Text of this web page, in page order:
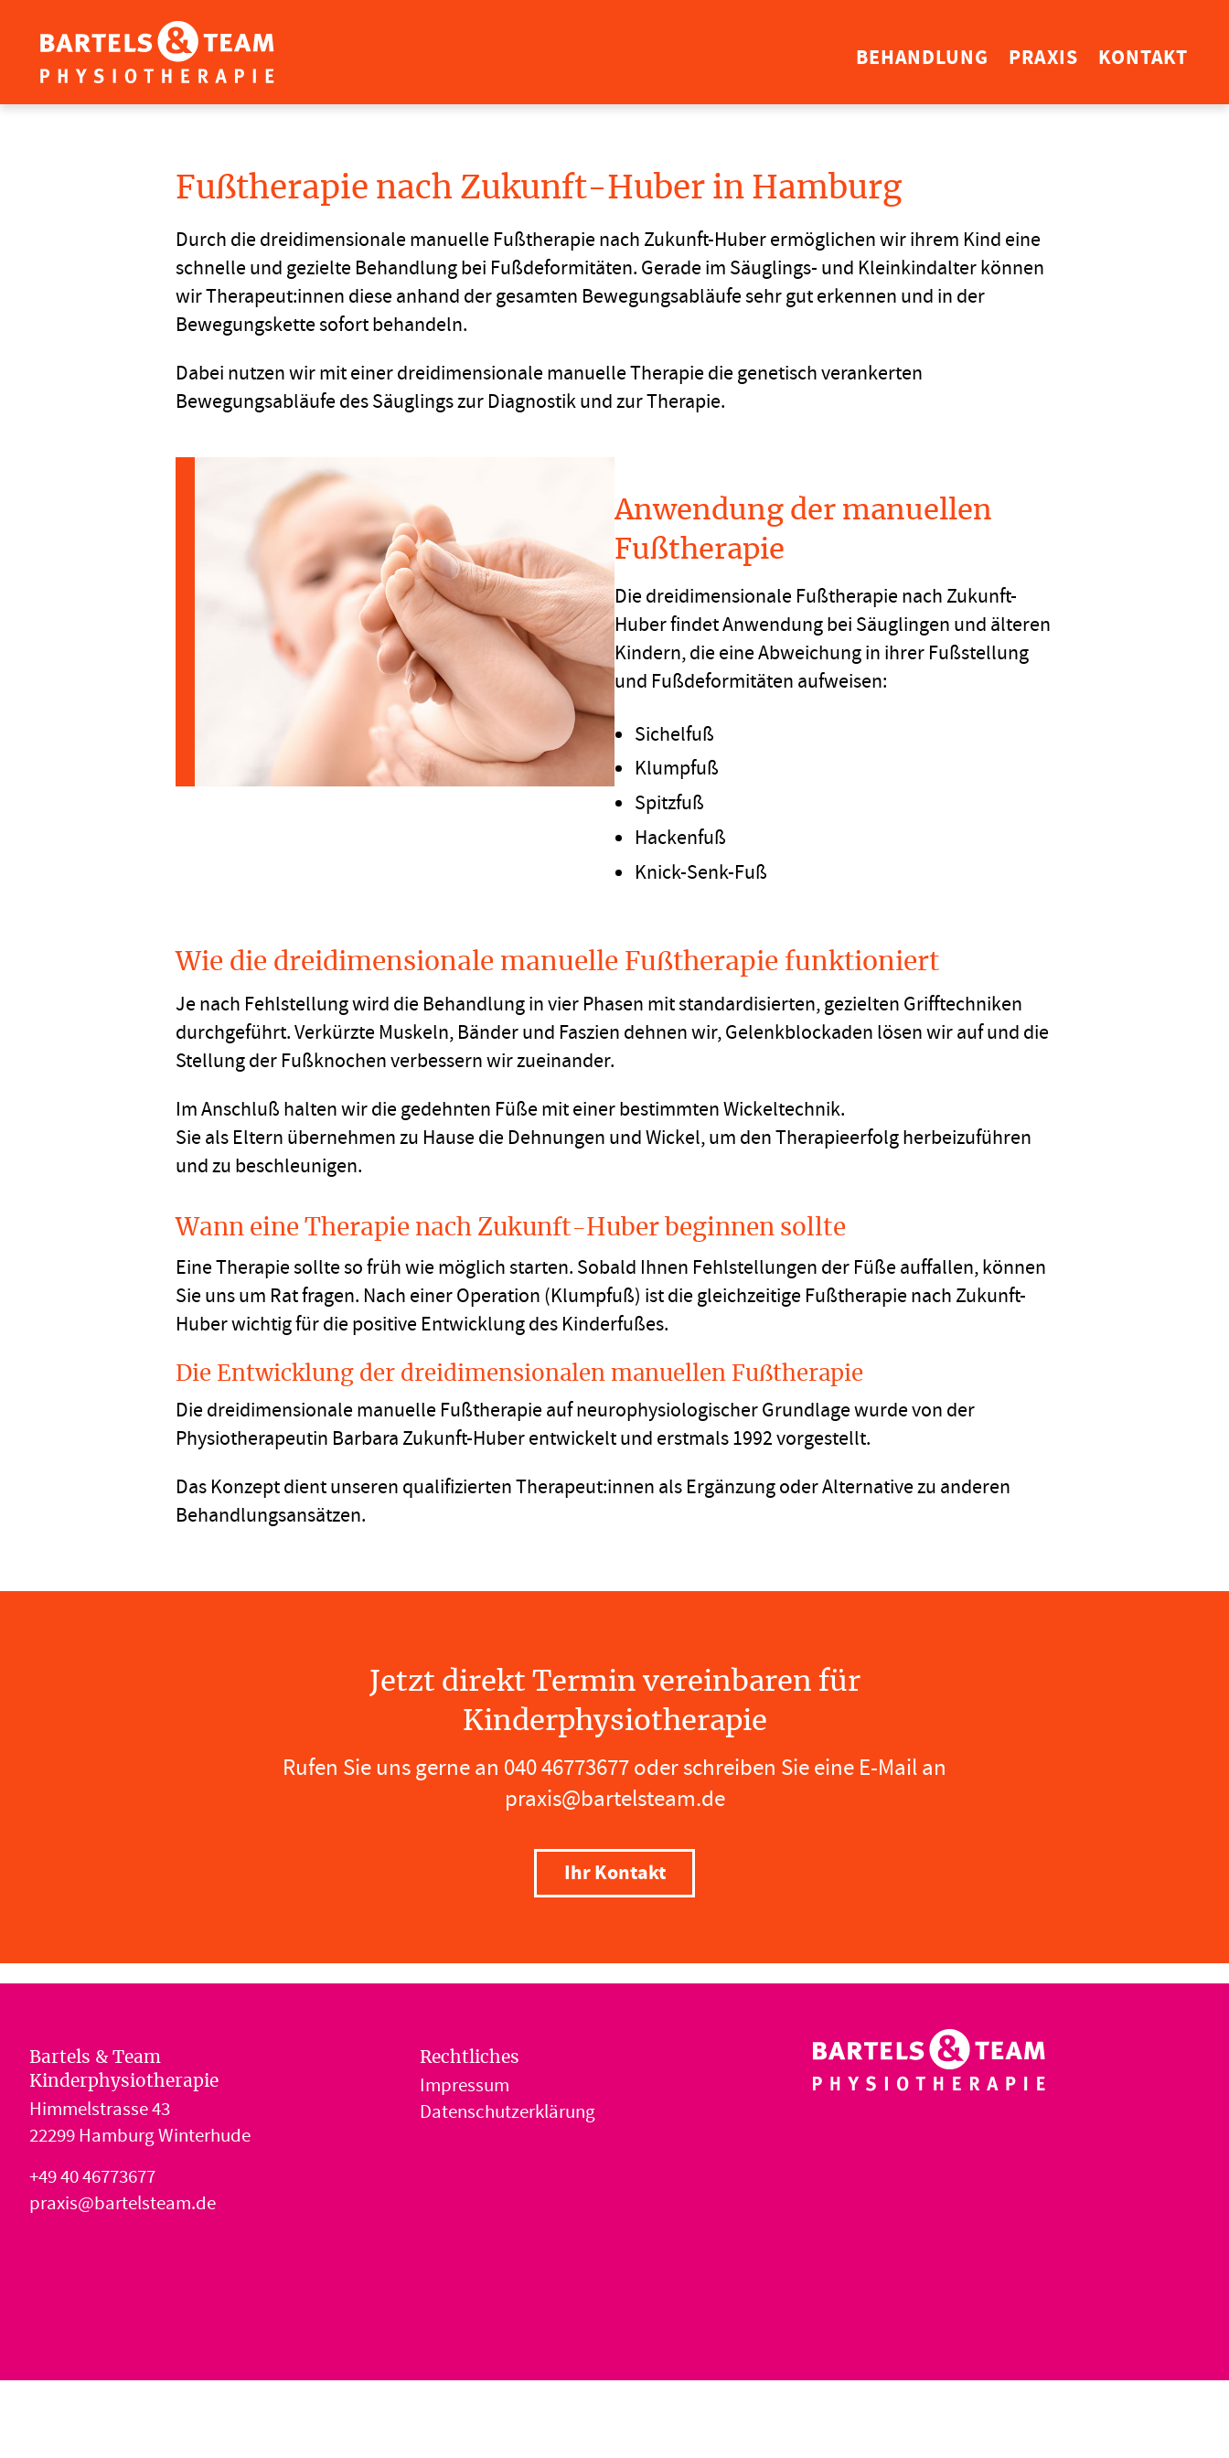
content
BEHANDLUNG PRAXIS KONTAKT
Fußtherapie nach Zukunft-Huber in Hamburg
Durch die dreidimensionale manuelle Fußtherapie nach Zukunft-Huber ermöglichen wir ihrem Kind eine
schnelle und gezielte Behandlung bei Fußdeformitäten. Gerade im Säuglings- und Kleinkindalter können
wir Therapeut:innen diese anhand der gesamten Bewegungsabläufe sehr gut erkennen und in der
Bewegungskette sofort behandeln.
Dabei nutzen wir mit einer dreidimensionale manuelle Therapie die genetisch verankerten
Bewegungsabläufe des Säuglings zur Diagnostik und zur Therapie.
Anwendung der manuellen
Fußtherapie
Die dreidimensionale Fußtherapie nach Zukunft-
Huber findet Anwendung bei Säuglingen und älteren
Kindern, die eine Abweichung in ihrer Fußstellung
und Fußdeformitäten aufweisen:
Sichelfuß
Klumpfuß
Spitzfuß
Hackenfuß
Knick-Senk-Fuß
Wie die dreidimensionale manuelle Fußtherapie funktioniert
Je nach Fehlstellung wird die Behandlung in vier Phasen mit standardisierten, gezielten Grifftechniken
durchgeführt. Verkürzte Muskeln, Bänder und Faszien dehnen wir, Gelenkblockaden lösen wir auf und die
Stellung der Fußknochen verbessern wir zueinander.
Im Anschluß halten wir die gedehnten Füße mit einer bestimmten Wickeltechnik.
Sie als Eltern übernehmen zu Hause die Dehnungen und Wickel, um den Therapieerfolg herbeizuführen
und zu beschleunigen.
Wann eine Therapie nach Zukunft-Huber beginnen sollte
Eine Therapie sollte so früh wie möglich starten. Sobald Ihnen Fehlstellungen der Füße auffallen, können
Sie uns um Rat fragen. Nach einer Operation (Klumpfuß) ist die gleichzeitige Fußtherapie nach Zukunft-
Huber wichtig für die positive Entwicklung des Kinderfußes.
Die Entwicklung der dreidimensionalen manuellen Fußtherapie
Die dreidimensionale manuelle Fußtherapie auf neurophysiologischer Grundlage wurde von der
Physiotherapeutin Barbara Zukunft-Huber entwickelt und erstmals 1992 vorgestellt.
Das Konzept dient unseren qualifizierten Therapeut:innen als Ergänzung oder Alternative zu anderen
Behandlungsansätzen.
Jetzt direkt Termin vereinbaren für
Kinderphysiotherapie
Rufen Sie uns gerne an 040 46773677oder schreiben Sie eine E-Mail an
praxis@bartelsteam.de
Ihr Kontakt
Bartels & Team
Kinderphysiotherapie
Himmelstrasse 43
22299 Hamburg Winterhude
+49 40 46773677
praxis@bartelsteam.de
Rechtliches
Impressum
Datenschutzerklärung